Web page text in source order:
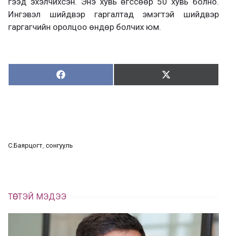
Ингэвэл шийдвэр гаргалтад эмэгтэй шийдвэр
гаргагчийн оролцоо өндөр болчих юм.
Хуваалцах:
Х
у
х
Түгээх:
Т
С.Баярцогт, сонгууль
ТӨСТЭЙ МЭДЭЭ